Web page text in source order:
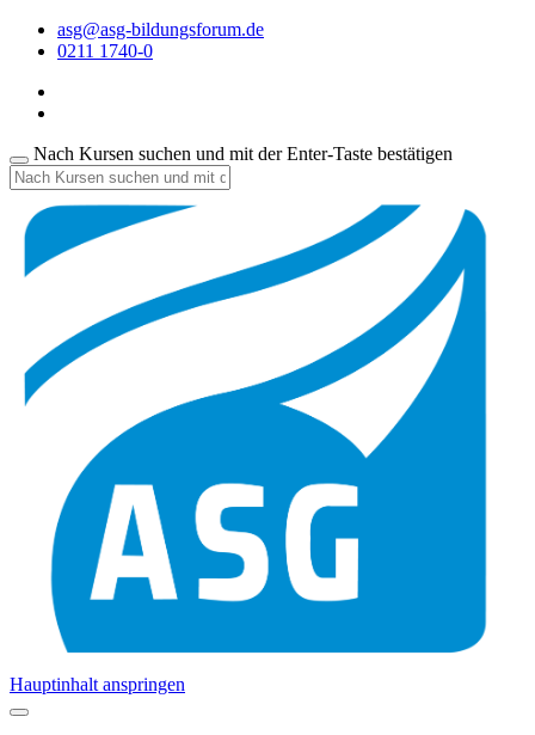
asg@asg-bildungsforum.de
0211 1740-0
Nach Kursen suchen und mit der Enter-Taste bestätigen
Hauptinhalt anspringen